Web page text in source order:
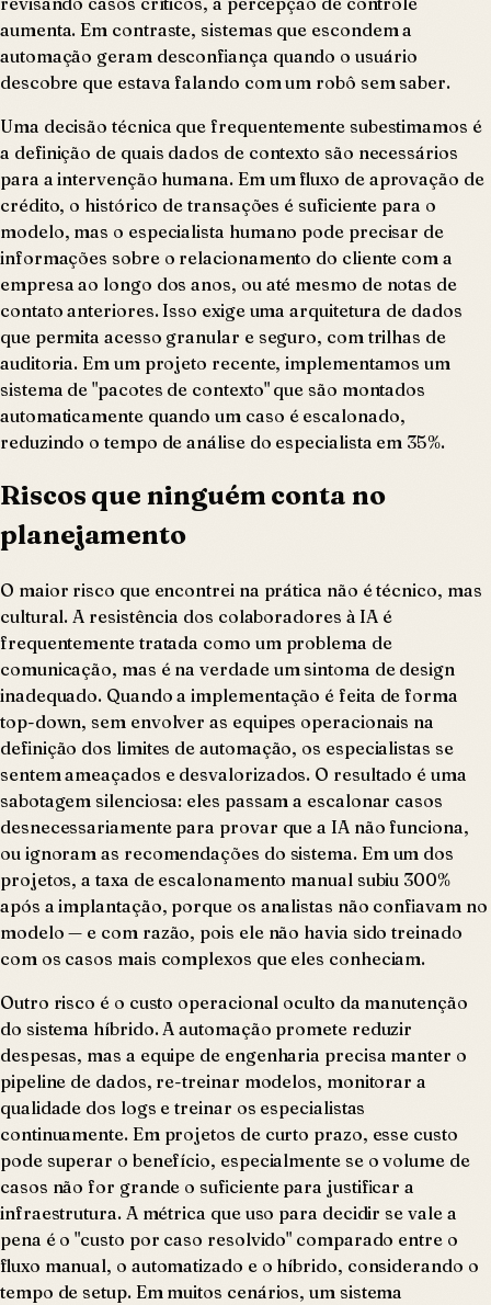
aumenta. Em contraste, sistemas que escondem a
automação geram desconfiança quando o usuário
descobre que estava falando com um robô sem saber.
Uma decisão técnica que frequentemente subestimamos é
a definição de quais dados de contexto são necessários
para a intervenção humana. Em um fluxo de aprovação de
crédito, o histórico de transações é suficiente para o
modelo, mas o especialista humano pode precisar de
informações sobre o relacionamento do cliente com a
empresa ao longo dos anos, ou até mesmo de notas de
contato anteriores. Isso exige uma arquitetura de dados
que permita acesso granular e seguro, com trilhas de
auditoria. Em um projeto recente, implementamos um
sistema de "pacotes de contexto" que são montados
automaticamente quando um caso é escalonado,
reduzindo o tempo de análise do especialista em 35%.
Riscos que ninguém conta no
planejamento
O maior risco que encontrei na prática não é técnico, mas
cultural. A resistência dos colaboradores à IA é
frequentemente tratada como um problema de
comunicação, mas é na verdade um sintoma de design
inadequado. Quando a implementação é feita de forma
top-down, sem envolver as equipes operacionais na
definição dos limites de automação, os especialistas se
sentem ameaçados e desvalorizados. O resultado é uma
sabotagem silenciosa: eles passam a escalonar casos
desnecessariamente para provar que a IA não funciona,
ou ignoram as recomendações do sistema. Em um dos
projetos, a taxa de escalonamento manual subiu 300%
após a implantação, porque os analistas não confiavam no
modelo — e com razão, pois ele não havia sido treinado
com os casos mais complexos que eles conheciam.
Outro risco é o custo operacional oculto da manutenção
do sistema híbrido. A automação promete reduzir
despesas, mas a equipe de engenharia precisa manter o
pipeline de dados, re-treinar modelos, monitorar a
qualidade dos logs e treinar os especialistas
continuamente. Em projetos de curto prazo, esse custo
pode superar o benefício, especialmente se o volume de
casos não for grande o suficiente para justificar a
infraestrutura. A métrica que uso para decidir se vale a
pena é o "custo por caso resolvido" comparado entre o
fluxo manual, o automatizado e o híbrido, considerando o
tempo de setup. Em muitos cenários, um sistema